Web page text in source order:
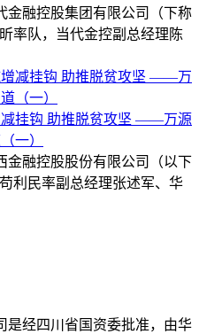
金融控股集团有限公司（下称
率队，当代金控副总经理陈
减挂钩 助推脱贫攻坚 ——万源
一）
金融控股股份有限公司（以下
利民率副总经理张述军、华
是经四川省国资委批准，由华